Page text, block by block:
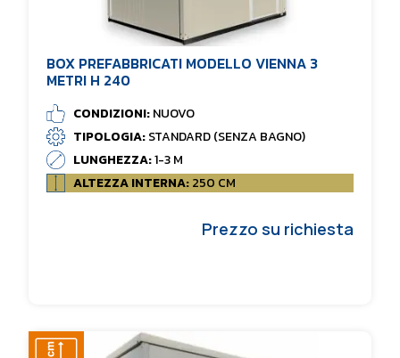
BOX PREFABBRICATI MODELLO VIENNA 3
METRI H 240
CONDIZIONI:NUOVO
TIPOLOGIA:STANDARD (SENZA BAGNO)
LUNGHEZZA:1-3 M
ALTEZZA INTERNA:250 CM
Prezzo su richiesta